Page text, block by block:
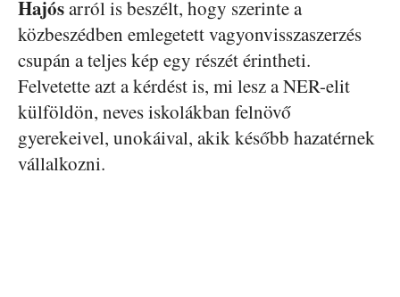
Hajósarról is beszélt, hogy szerinte a
közbeszédben emlegetett vagyonvisszaszerzés
csupán a teljes kép egy részét érintheti.
Felvetette azt a kérdést is, mi lesz a NER-elit
külföldön, neves iskolákban felnövő
gyerekeivel, unokáival, akik később hazatérnek
vállalkozni.